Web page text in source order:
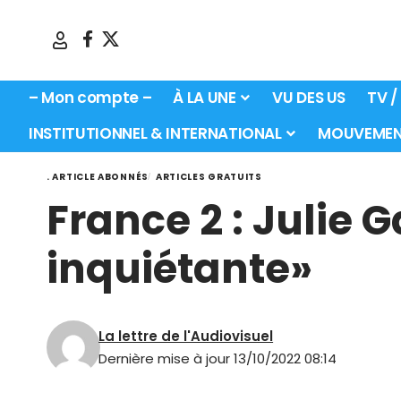
– Mon compte – À LA UNE VU DES US
TV /
INSTITUTIONNEL & INTERNATIONAL
. ARTICLE ABONNÉS ARTICLES GRATUITS
France 2 : Julie
inquiétante»
Dernière mise à jour 13/10/2022 08:14
La lettre de l'Audiovisuel